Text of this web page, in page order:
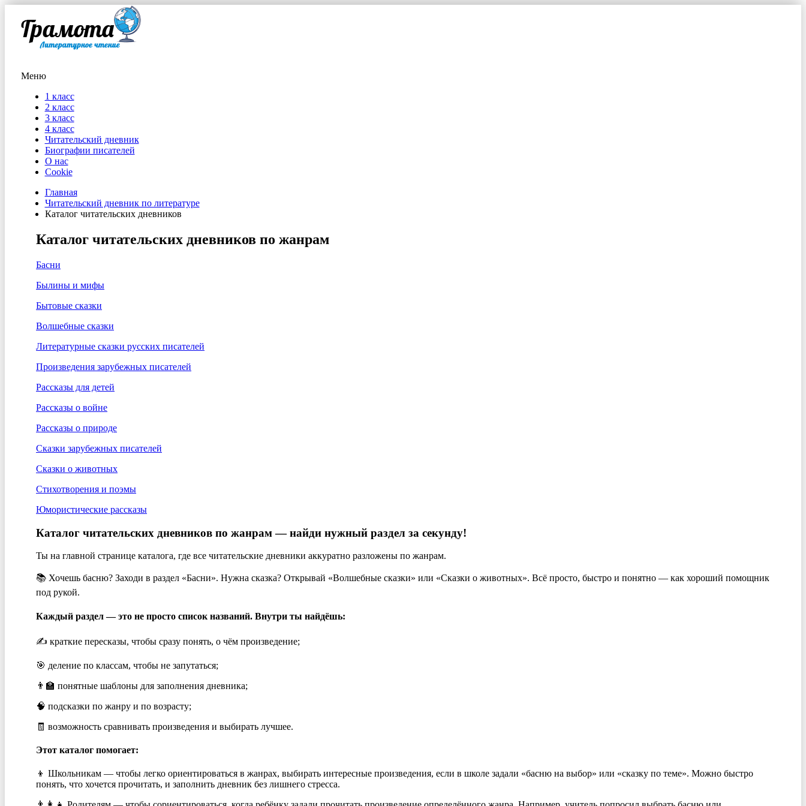
Меню
1 класс
2 класс
3 класс
4 класс
Читательский дневник
Биографии писателей
О нас
Cookie
Главная
Читательский дневник по литературе
Каталог читательских дневников
Каталог читательских дневников по жанрам
Басни
Былины и мифы
Бытовые сказки
Волшебные сказки
Литературные сказки русских писателей
Произведения зарубежных писателей
Рассказы для детей
Рассказы о войне
Рассказы о природе
Сказки зарубежных писателей
Сказки о животных
Стихотворения и поэмы
Юмористические рассказы
Каталог читательских дневников по жанрам — найди нужный раздел за секунду!
Ты на главной странице каталога, где все читательские дневники аккуратно разложены по жанрам.
📚 Хочешь басню? Заходи в раздел «Басни». Нужна сказка? Открывай «Волшебные сказки» или «Сказки о животных». Всё просто, быстро и понятно — как хороший помощник
под рукой.
Каждый раздел — это не просто список названий. Внутри ты найдёшь:
✍️ краткие пересказы, чтобы сразу понять, о чём произведение;
🎯 деление по классам, чтобы не запутаться;
👨‍🏫 понятные шаблоны для заполнения дневника;
🧠 подсказки по жанру и по возрасту;
🧾 возможность сравнивать произведения и выбирать лучшее.
Этот каталог помогает:
👦 Школьникам — чтобы легко ориентироваться в жанрах, выбирать интересные произведения, если в школе задали «басню на выбор» или «сказку по теме». Можно быстро
понять, что хочется прочитать, и заполнить дневник без лишнего стресса.